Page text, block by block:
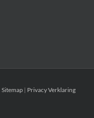
Sitemap | Privacy Verklaring